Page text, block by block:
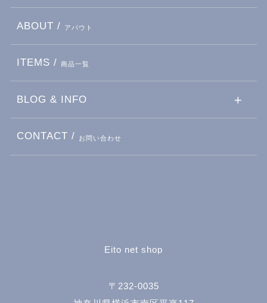
Eito net shop
〒232-0035
ABOUT / アバウト
ITEMS / 商品一覧
BLOG & INFO
CONTACT / お問い合わせ